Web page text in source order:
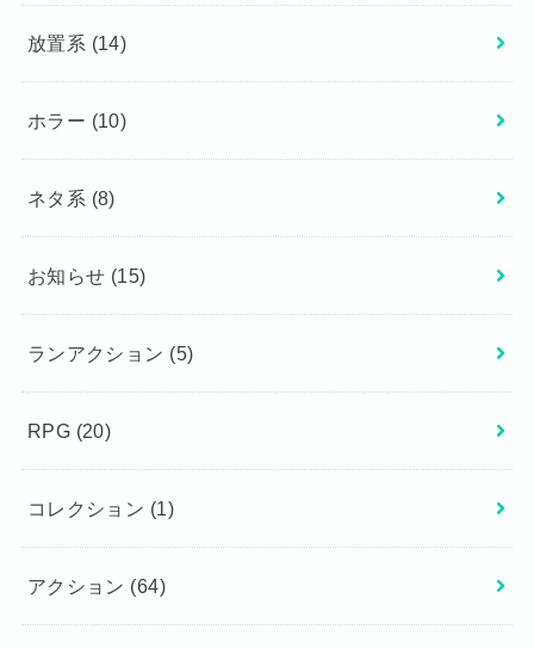
放置系 (14)
ホラー (10)
ネタ系 (8)
お知らせ (15)
ランアクション (5)
RPG (20)
コレクション (1)
アクション (64)